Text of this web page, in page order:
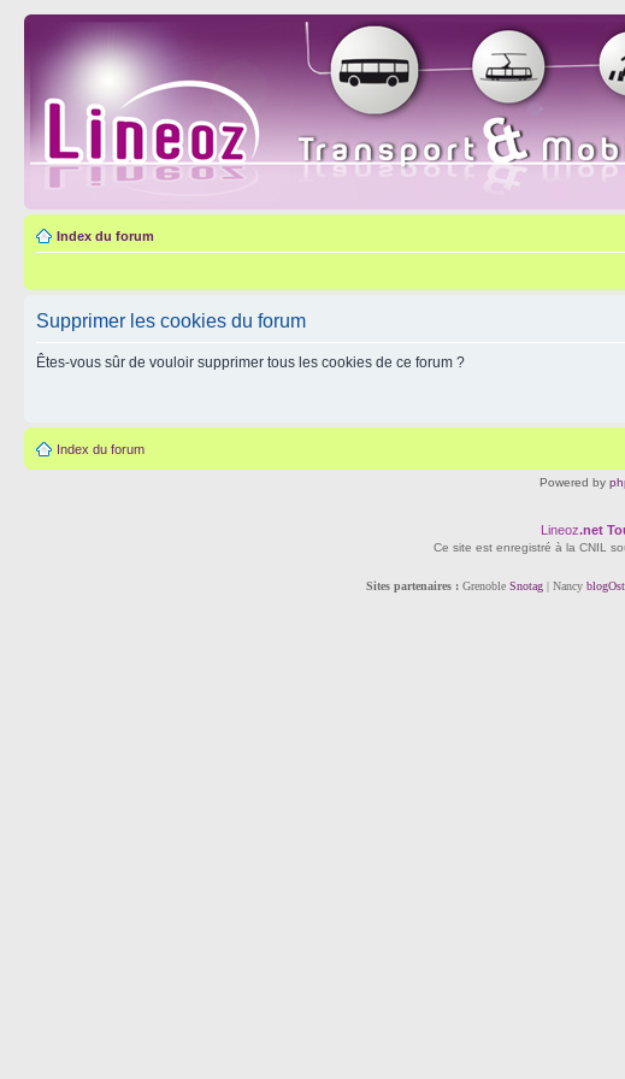
Index du forum
Supprimer les cookies du forum
Êtes-vous sûr de vouloir supprimer tous les cookies de ce forum ?
Index du forum
Powered by
Lineoz.net
Ce site est enregistré à la CNIL
Sites partenaires :Grenoble Snotag| Nancy